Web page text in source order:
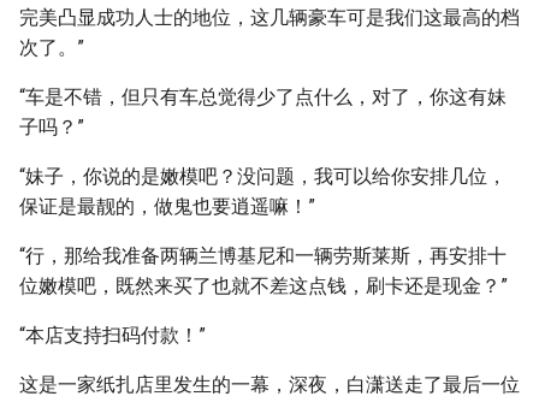
完美凸显成功人士的地位，这几辆豪车可是我们这最高的档
次了。”
“车是不错，但只有车总觉得少了点什么，对了，你这有妹
子吗？”
“妹子，你说的是嫩模吧？没问题，我可以给你安排几位，
保证是最靓的，做鬼也要逍遥嘛！”
“行，那给我准备两辆兰博基尼和一辆劳斯莱斯，再安排十
位嫩模吧，既然来买了也就不差这点钱，刷卡还是现金？”
“本店支持扫码付款！”
这是一家纸扎店里发生的一幕，深夜，白潇送走了最后一位